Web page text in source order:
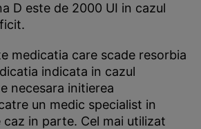
D este de 2000 UI in cazul
medicatia care scade resorbia
indicata in cazul
necesara initierea
un medic specialist in
in parte. Cel mai utilizat